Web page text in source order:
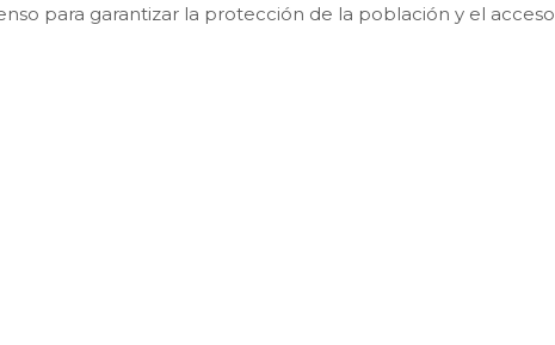
para garantizar la protección de la población y el acceso